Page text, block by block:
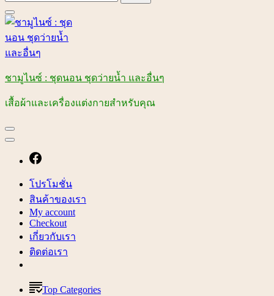
สำหรับ:
ชามูไนซ์ : ชุดนอน ชุดว่ายน้ำ และอื่นๆ
เสื้อผ้าและเครื่องแต่งกายสำหรับคุณ
โปรโมชั่น
สินค้าของเรา
My account
Checkout
เกี่ยวกับเรา
ติดต่อเรา
Top Categories